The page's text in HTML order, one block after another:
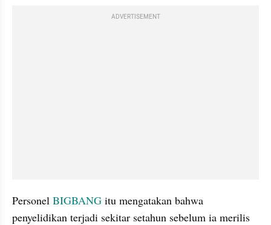
ADVERTISEMENT
Personel BIGBANG itu mengatakan bahwa
penyelidikan terjadi sekitar setahun sebelum ia merilis